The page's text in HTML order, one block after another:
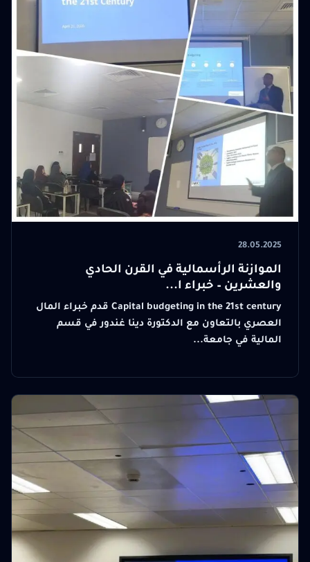
28.05.2025
الموازنة الرأسمالية في القرن الحادي
والعشرين – خبراء ا...
Capital budgeting in the 21st century قدم خبراء المال
العصري بالتعاون مع الدكتورة دينا غندور في قسم
المالية في جامعة...